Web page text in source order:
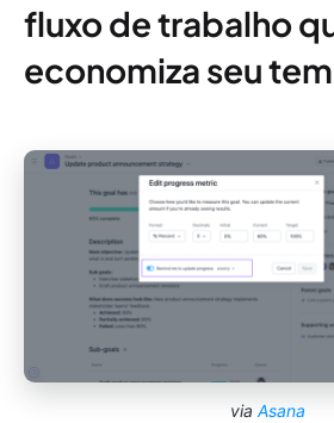
fluxo de trabalho
economiza seu
via Asana